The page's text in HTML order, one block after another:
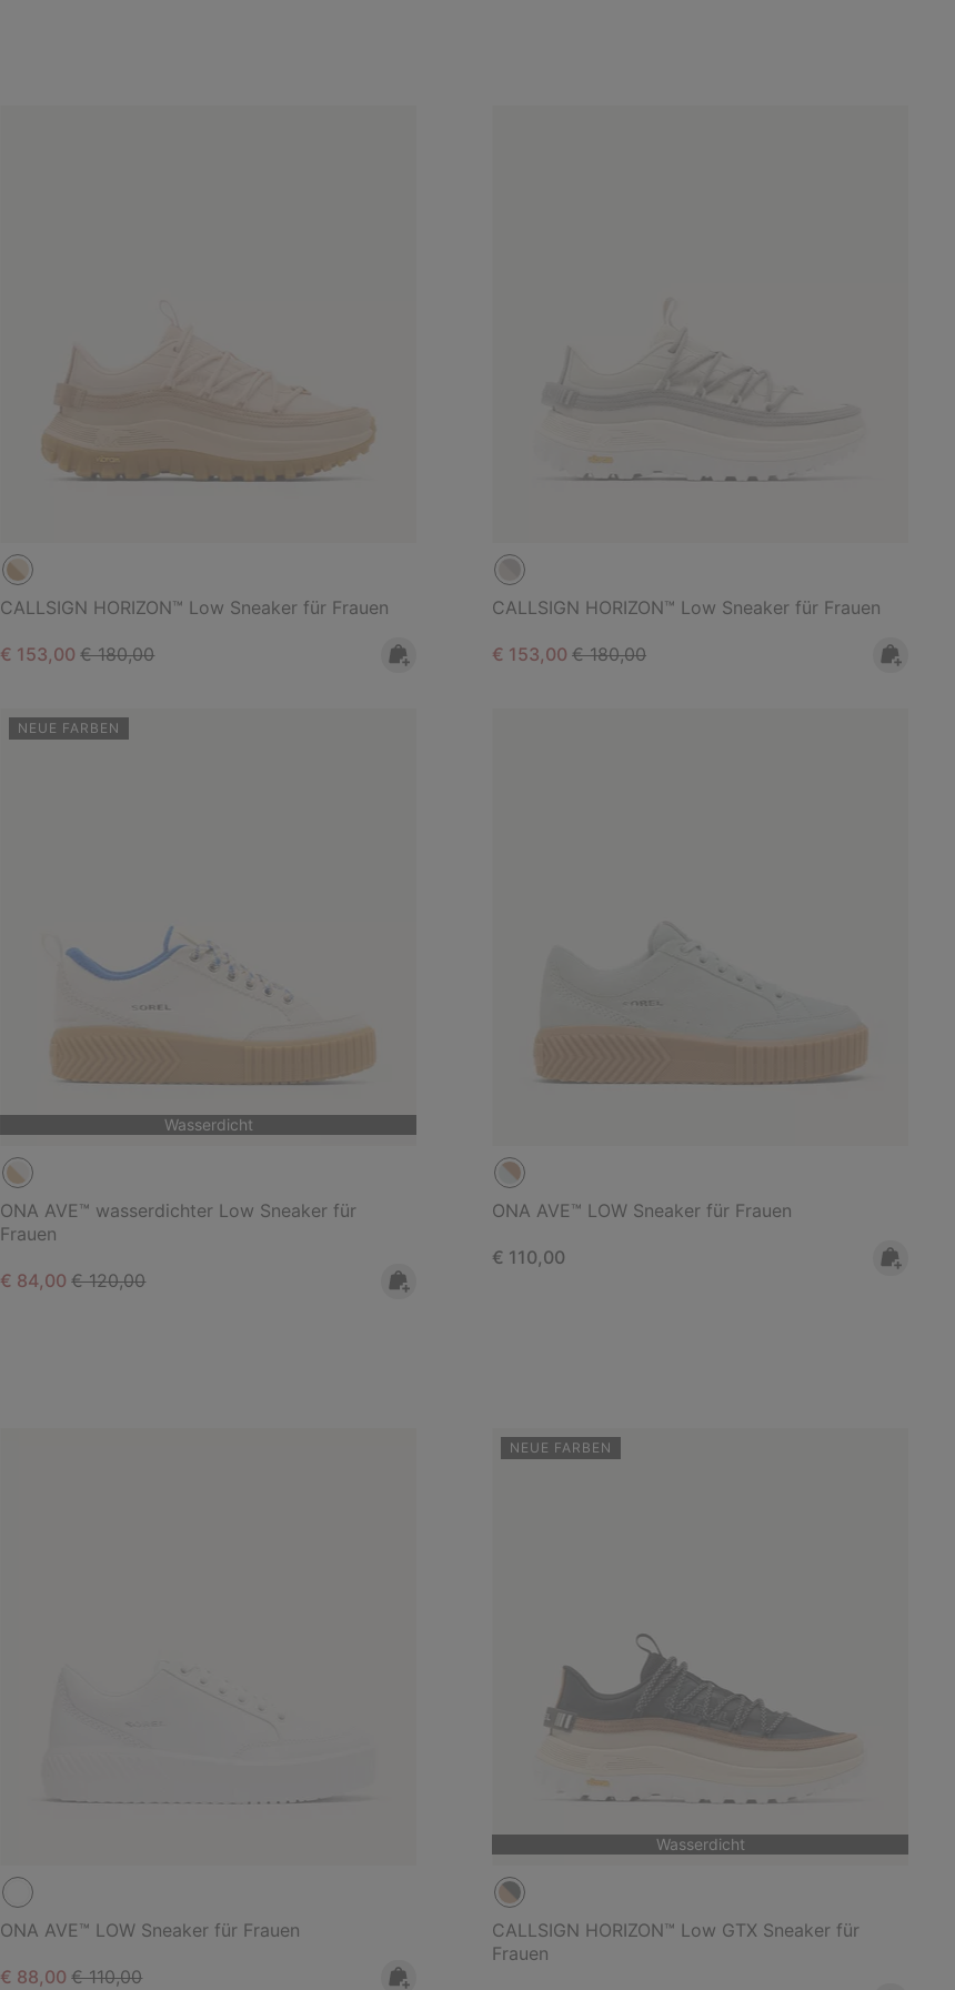
CALLSIGN HORIZON™ Low Sneaker für Frauen
Sale price:
€ 153,00Regular price:
€ 180,00
CALLSIGN HORIZON™ Low Sneaker für Frauen
Sale price:
€ 153,00Regular price:
€ 180,00
NEUE FARBEN
Wasserdicht
ONA AVE™ wasserdichter Low Sneaker für
Frauen
Sale price:
€ 84,00Regular price:
€ 120,00
ONA AVE™ LOW Sneaker für Frauen
Regular price:
€ 110,00
ONA AVE™ LOW Sneaker für Frauen
Sale price:
€ 88,00Regular price:
€ 110,00
NEUE FARBEN
Wasserdicht
CALLSIGN HORIZON™ Low GTX Sneaker für
Frauen